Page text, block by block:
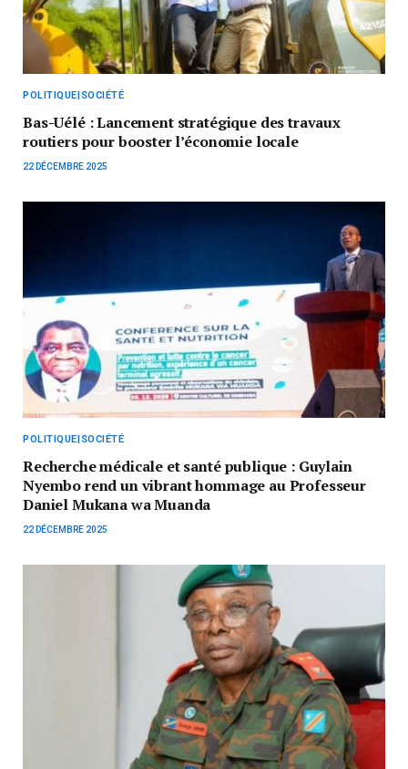
POLITIQUE|SOCIÉTÉ
Bas-Uélé : Lancement stratégique des travaux
routiers pour booster l’économie locale
22 DÉCEMBRE 2025
POLITIQUE|SOCIÉTÉ
Recherche médicale et santé publique : Guylain
Nyembo rend un vibrant hommage au Professeur
Daniel Mukana wa Muanda
22 DÉCEMBRE 2025